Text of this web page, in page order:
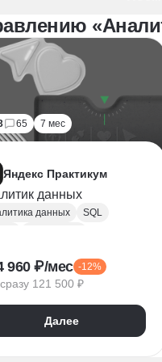
65 7 мес
Яндекс Практикум
данных
данных
SQL
NumPy
Таблицы
960 ₽/мес -12%
121 500 ₽
Далее